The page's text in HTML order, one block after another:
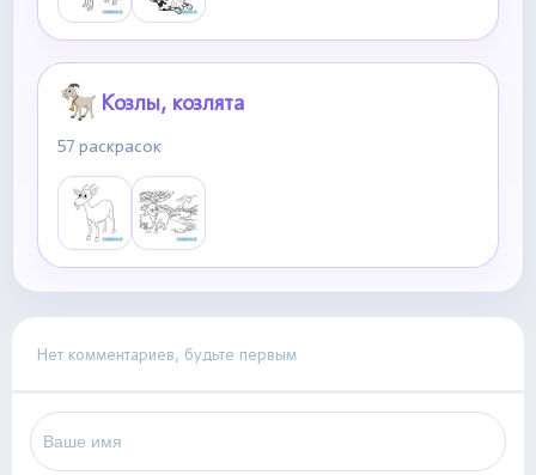
Козлы, козлята
57 раскрасок
Нет комментариев, будьте первым